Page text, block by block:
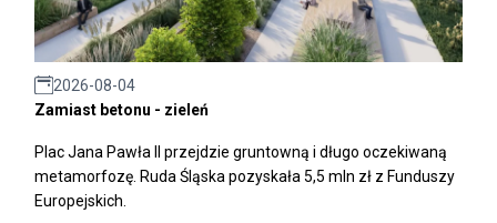
2026-08-04
Zamiast betonu - zieleń
Plac Jana Pawła II przejdzie gruntowną i długo oczekiwaną
metamorfozę. Ruda Śląska pozyskała 5,5 mln zł z Funduszy
Europejskich.